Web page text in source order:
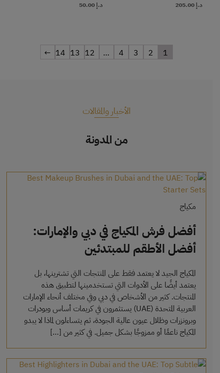
د.إ205.00 د.إ50.00
1
2
3
4
…
12
13
14
←
الأخبار والمقالات
من المدونة
مكياج
أفضل فرش المكياج في دبي والإمارات:
أفضل الأطقم للمبتدئين
المكياج الجيد لا يعتمد فقط على المنتجات التي تشترينها، بل
يعتمد أيضًا على الأدوات التي تستخدمينها لتطبيق هذه
المنتجات. كثير من الأشخاص في دبي وفي مختلف أنحاء الإمارات
العربية المتحدة (UAE) يستثمرون في كريمات أساس وبودرات
وبرونزرات وظلال عيون عالية الجودة، ثم يتساءلون لماذا لا يبدو
المكياج ناعمًا أو ممزوجًا بشكل جميل. في كثير من […]